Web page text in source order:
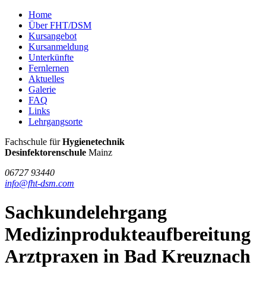
Hauptmenü
Home
Über FHT/DSM
Kursangebot
Kursanmeldung
Unterkünfte
Fernlernen
Aktuelles
Galerie
FAQ
Links
Lehrgangsorte
FHT
/
Fachschule fürHygienetechnik
Desinfektorenschule Mainz
06727 93440
info@fht-dsm.com
Sachkundelehrgang
Medizinprodukteaufbereitung
Arztpraxen in Bad Kreuznach